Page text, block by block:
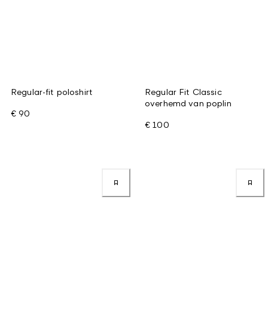
Regular-fit poloshirt
€ 90
Regular Fit Classic
overhemd van poplin
€ 100